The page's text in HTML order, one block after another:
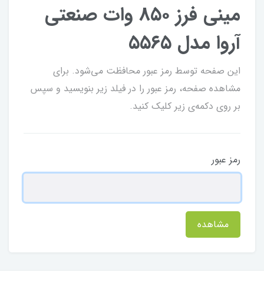
مینی فرز ۸۵۰ وات صنعتی
آروا مدل ۵۵۶۵
این صفحه توسط رمز عبور محافظت می‌شود. برای
مشاهده صفحه، رمز عبور را در فیلد زیر بنویسید و سپس
بر روی دکمه‌ی زیر کلیک کنید.
رمز عبور
مشاهده